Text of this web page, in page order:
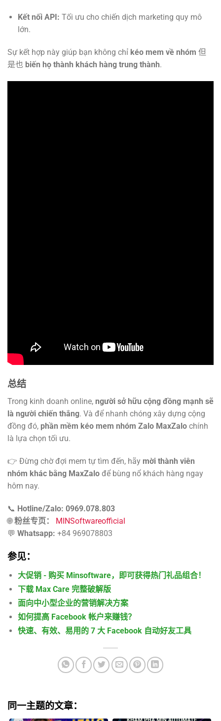
Kết nối API: Tối ưu cho chiến dịch marketing quy mô
lớn.
Sự kết hợp này giúp bạn không chỉ kéo mem về nhóm 但
是也 biến họ thành khách hàng trung thành.
总结
Trong kinh doanh online, người sở hữu cộng đồng mạnh sẽ
là người chiến thắng. Và để nhanh chóng xây dựng cộng
đồng đó, phần mềm kéo mem nhóm Zalo MaxZalo chính
là lựa chọn tối ưu.
👉 Đừng chờ đợi mem tự tìm đến, hãy mời thành viên
nhóm khác bằng MaxZalo để bùng nổ khách hàng ngay
hôm nay.
📞 Hotline/Zalo: 0969.078.803
🌐粉丝专页：
MINSoftwareofficial
💬 Whatsapp: +84 969078803
参见：
大促销 - 购买 Minsoftware，即可获得热门礼品组合！
下载 Max Care 完整破解版
面向中小型企业的营销解决方案
如何提高 Facebook 帐户来赚钱？
快速、有效、易用的 7 大 Facebook 自动好友工具
同一主题的文章：